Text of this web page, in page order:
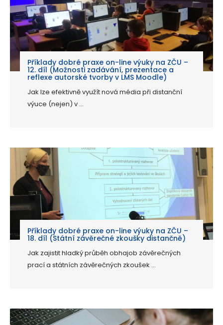
Příklady dobré praxe on-line výuky na ZČU –
12. díl (Možnosti zadávání, prezentace a
reflexe autorské tvorby v LMS Moodle)
Jak lze efektivně využít nová média při distanční
výuce (nejen) v ...
Příklady dobré praxe on-line výuky na ZČU –
18. díl (Státní závěrečné zkoušky distančně)
Jak zajistit hladký průběh obhajob závěrečných
prací a státních závěrečných zkoušek ...